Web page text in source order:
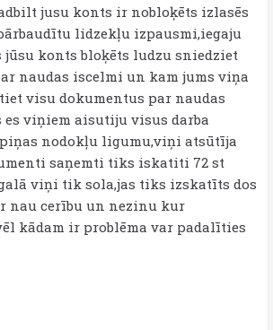
jusu konts ir nobloķēts izlasēs
lidzekļu izpausmi,iegaju
jūsu konts bloķēts ludzu sniedziet
naudas iscelmi un kam jums viņa
visu dokumentus par naudas
es viņiem aisutiju visus darba
nodokļu ligumu,viņi atsūtīja
saņemti tiks iskatiti 72 st
viņi tik sola,jas tiks izskatīts dos
nau cerību un nezinu kur
kādam ir problēma var padalīties